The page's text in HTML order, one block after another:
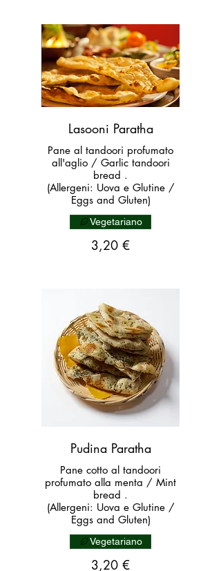
Lasooni Paratha
Pane al tandoori profumato
all'aglio / Garlic tandoori
bread .
(Allergeni: Uova e Glutine /
Eggs and Gluten)
3,20 €
Vegetariano
Pudina Paratha
Pane cotto al tandoori
profumato alla menta / Mint
bread .
(Allergeni: Uova e Glutine /
Eggs and Gluten)
3,20 €
Vegetariano